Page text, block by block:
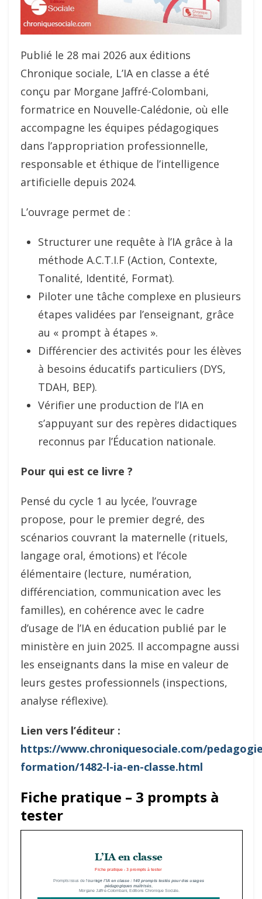
Publié le 28 mai 2026 aux éditions
Chronique sociale, L’IA en classe a été
conçu par Morgane Jaffré-Colombani,
formatrice en Nouvelle-Calédonie, où elle
accompagne les équipes pédagogiques
dans l’appropriation professionnelle,
responsable et éthique de l’intelligence
artificielle depuis 2024.
L’ouvrage permet de :
Structurer une requête à l’IA grâce à la
méthode A.C.T.I.F (Action, Contexte,
Tonalité, Identité, Format).
Piloter une tâche complexe en plusieurs
étapes validées par l’enseignant, grâce
au « prompt à étapes ».
Différencier des activités pour les élèves
à besoins éducatifs particuliers (DYS,
TDAH, BEP).
Vérifier une production de l’IA en
s’appuyant sur des repères didactiques
reconnus par l’Éducation nationale.
Pour qui est ce livre ?
Pensé du cycle 1 au lycée, l’ouvrage
propose, pour le premier degré, des
scénarios couvrant la maternelle (rituels,
langage oral, émotions) et l’école
élémentaire (lecture, numération,
différenciation, communication avec les
familles), en cohérence avec le cadre
d’usage de l’IA en éducation publié par le
ministère en juin 2025. Il accompagne aussi
les enseignants dans la mise en valeur de
leurs gestes professionnels (inspections,
analyse réflexive).
Lien vers l’éditeur :
https://www.chroniquesociale.com/
formation/1482-l-ia-en-classe.html
Fiche pratique – 3 prompts à
tester